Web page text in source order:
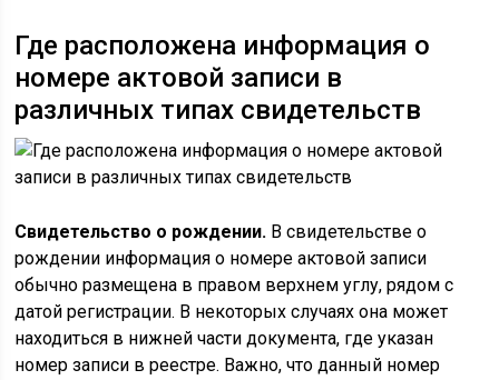
Где расположена информация о
номере актовой записи в
различных типах свидетельств
Свидетельство о рождении. В свидетельстве о
рождении информация о номере актовой записи
обычно размещена в правом верхнем углу, рядом с
датой регистрации. В некоторых случаях она может
находиться в нижней части документа, где указан
номер записи в реестре. Важно, что данный номер